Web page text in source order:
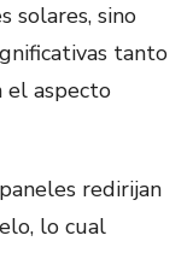
solares, sino
tanto
el aspecto
redirijan
lo cual